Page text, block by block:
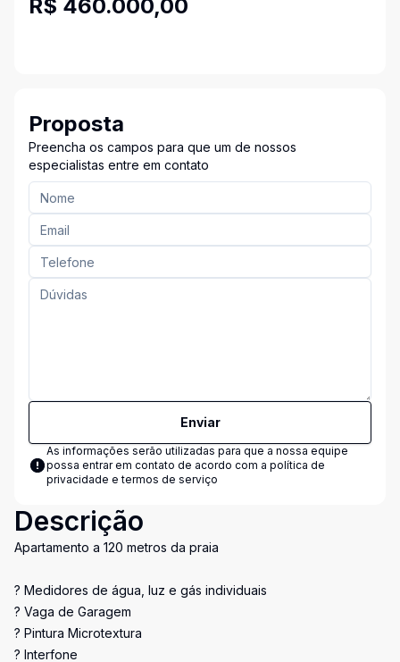
R$ 460.000,00
Proposta
Preencha os campos para que um de nossos
especialistas entre em contato
Enviar
As informações serão utilizadas para que a nossa equipe
possa entrar em contato de acordo com a política de
privacidade e termos de serviço
Descrição
Apartamento a 120 metros da praia
? Medidores de água, luz e gás individuais
? Vaga de Garagem
? Pintura Microtextura
? Interfone